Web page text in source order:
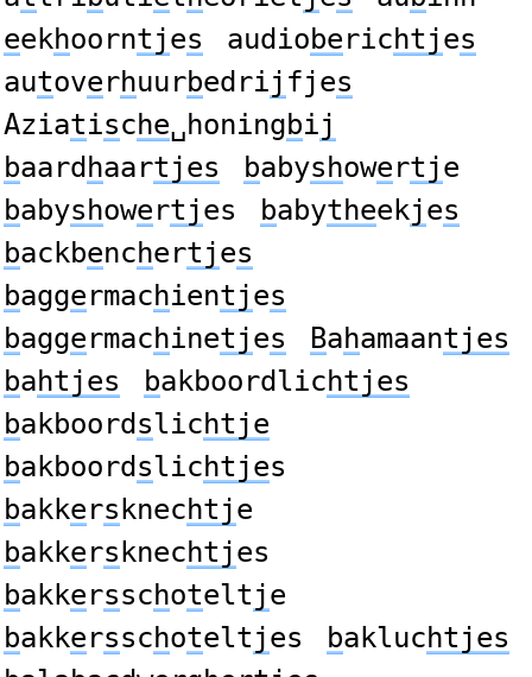
eekhoorntjes audioberichtjes
autoverhuurbedrij fjes
Aziatische␣honingbij
baard haartjes babyshowertje
babyshowertjes babytheekjes
backbenchertjes
baggermachientjes
baggermachinetjes Bahamaantjes
bahtjes bakboordlichtjes
bakboord slichtje
bakboord slichtjes
bakkers knechtje
bakkers knechtjes
bakkersschoteltje
bakkersschoteltjes bakluchtjes